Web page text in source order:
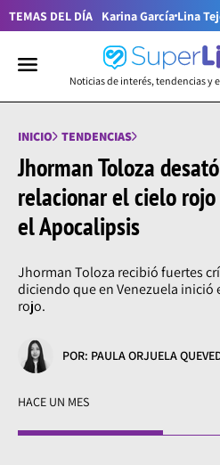
TEMAS DEL DÍA Karina García Lina
Noticias de interés, tendencias y
INICIO TENDENCIAS
Jhorman Toloza
relacionar el cielo
el Apocalipsis
Jhorman Toloza recibió fuertes
diciendo que en Venezuela inició
rojo.
POR: PAULA ORJUELA
HACE UN MES